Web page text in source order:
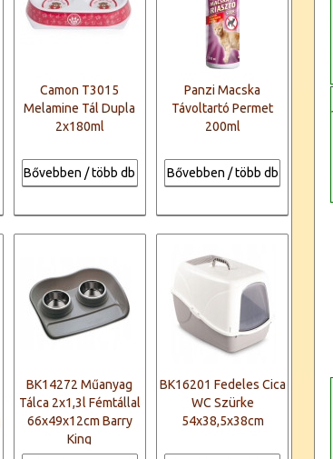
Camon T3015
Melamine Tál Dupla
2x180ml
Bővebben / több db
Panzi Macska
Távoltartó Permet
200ml
Bővebben / több db
BK14272 Műanyag
Tálca 2x1,3l Fémtállal
66x49x12cm Barry
King
BK16201 Fedeles Cica
WC Szürke
54x38,5x38cm